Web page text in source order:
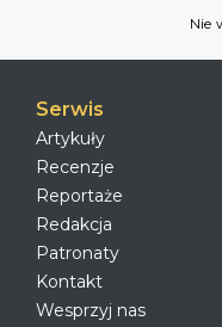
Nie
Serwis
Artykuły
Recenzje
Reportaże
Redakcja
Patronaty
Kontakt
Wesprzyj nas